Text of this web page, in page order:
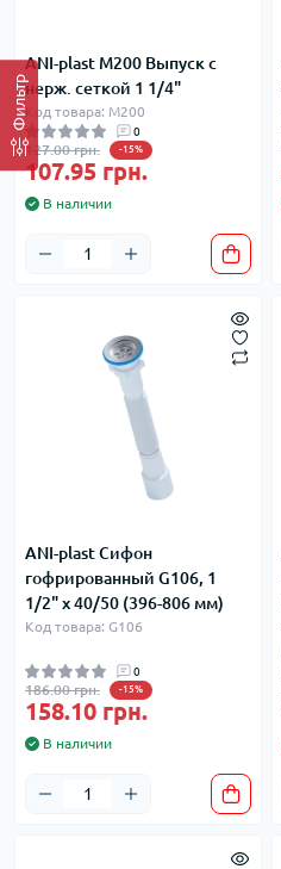
Фильтр
ANI-plast М200 Выпуск с
нерж. сеткой 1 1/4"
Код товара: М200
0
127.00 грн. -15%
107.95 грн.
В наличии
ANI-plast Сифон
гофрированный G106, 1
1/2" x 40/50 (396-806 мм)
Код товара: G106
0
186.00 грн. -15%
158.10 грн.
В наличии